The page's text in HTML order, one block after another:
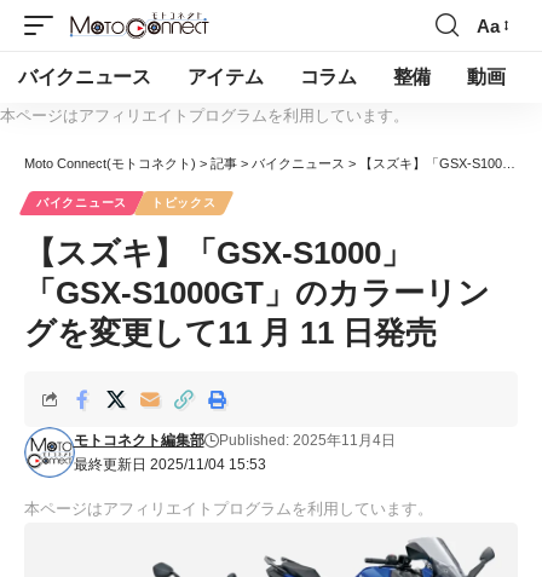
Aa
バイクニュース アイテム コラム 整備 動画
本ページはアフィリエイトプログラムを利用しています。
Moto Connect(モトコネクト) > 記事 > バイクニュース > 【スズキ】「GSX-S1000」「GSX-S1000GT」のカラーリングを変更して11 月 11 日発売
バイクニュース トピックス
【スズキ】「GSX-S1000」
「GSX-S1000GT」のカラーリン
グを変更して11 月 11 日発売
最終更新日 2025/11/04 15:53
モトコネクト編集部 Published: 2025年11月4日
本ページはアフィリエイトプログラムを利用しています。